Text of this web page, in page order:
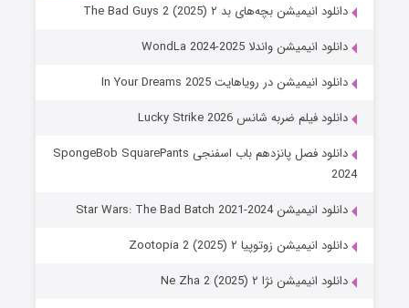
دانلود انیمیشن بچه‌های بد ۲ The Bad Guys 2 (2025)
دانلود انیمیشن واندلا WondLa 2024-2025
دانلود انیمیشن در رویاهایت In Your Dreams 2025
دانلود فیلم ضربه شانس Lucky Strike 2026
دانلود فصل پانزدهم باب اسفنجی SpongeBob SquarePants
2024
دانلود انیمیشن Star Wars: The Bad Batch 2021-2024
دانلود انیمیشن زوتوپیا ۲ Zootopia 2 (2025)
دانلود انیمیشن نژا ۲ Ne Zha 2 (2025)